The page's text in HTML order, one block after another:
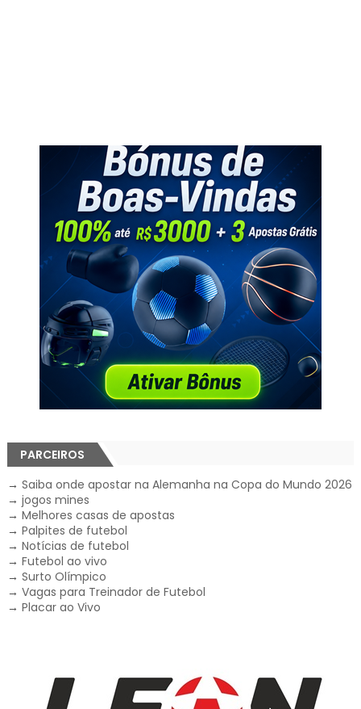
PARCEIROS
→ Saiba onde apostar na Alemanha na Copa do Mundo 2026
→ jogos mines
→ Melhores casas de apostas
→ Palpites de futebol
→ Notícias de futebol
→ Futebol ao vivo
→ Surto Olímpico
→ Vagas para Treinador de Futebol
→ Placar ao Vivo